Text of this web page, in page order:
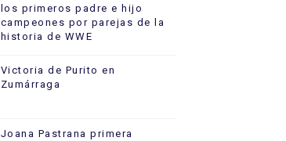
los primeros padre e hijo
campeones por parejas de la
historia de WWE
Victoria de Purito en
Zumárraga
Joana Pastrana primera